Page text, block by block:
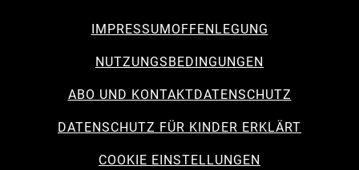
IMPRESSUM OFFENLEGUNG
NUTZUNGSBEDINGUNGEN
ABO UND KONTAKTDATENSCHUTZ
DATENSCHUTZ FÜR KINDER ERKLÄRT
COOKIE EINSTELLUNGEN